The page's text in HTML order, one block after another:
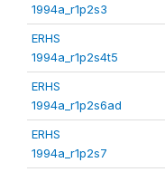
1994a_r1p2s3
ERHS
1994a_r1p2s4t5
ERHS
1994a_r1p2s6ad
ERHS
1994a_r1p2s7